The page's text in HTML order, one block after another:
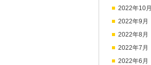
2022年10月
2022年9月
2022年8月
2022年7月
2022年6月